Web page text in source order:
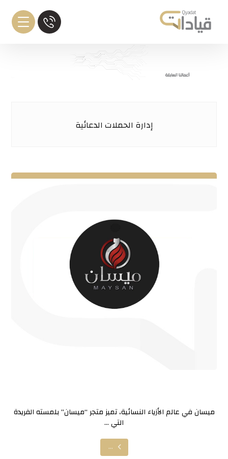
إدارة الحملات الدعائية
ميسان في عالم الأزياء النسائية، تميز متجر “ميسان” بلمسته الفريدة
التي ...
...